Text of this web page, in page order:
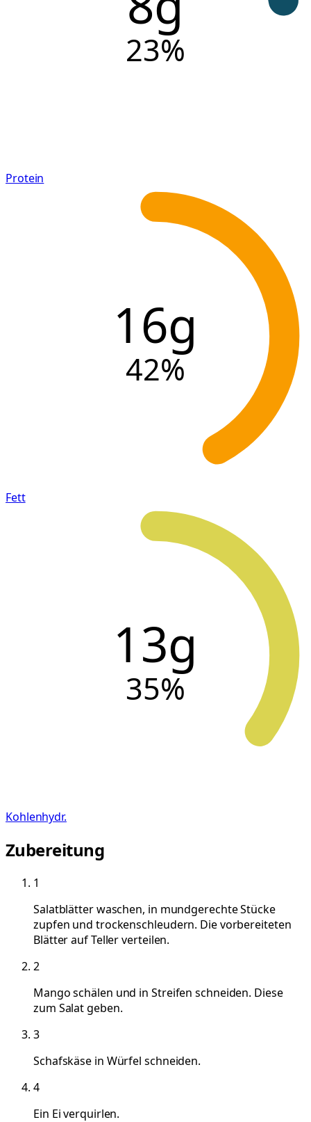
23%
Protein
16g
42%
Fett
13g
35%
Kohlenhydr.
Zubereitung
1
Salatblätter waschen, in mundgerechte Stücke
zupfen und trockenschleudern. Die vorbereiteten
Blätter auf Teller verteilen.
2
Mango schälen und in Streifen schneiden. Diese
zum Salat geben.
3
Schafskäse in Würfel schneiden.
4
Ein Ei verquirlen.